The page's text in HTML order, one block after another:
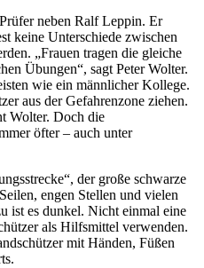
neben Ralf Leppin. Er
keine Unterschiede zwischen
„Frauen tragen die gleiche
Übungen“, sagt Peter Wolter.
wie ein männlicher Kollege.
aus der Gefahrenzone ziehen.
Wolter. Doch die
öfter – auch unter
der große schwarze
engen Stellen und vielen
ist es dunkel. Nicht einmal eine
als Hilfsmittel verwenden.
mit Händen, Füßen